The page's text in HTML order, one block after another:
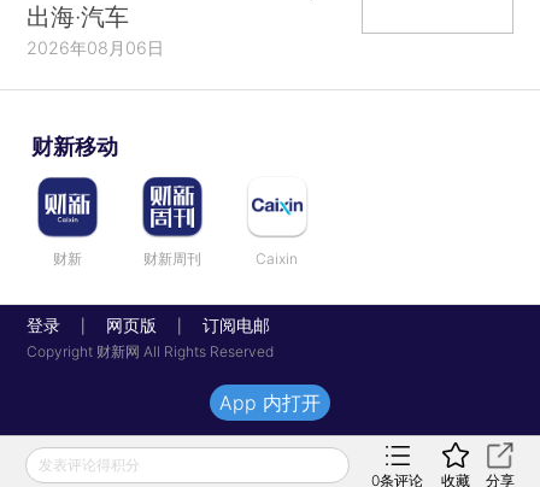
出海·汽车
2026年08月06日
财新移动
财新 财新周刊 Caixin
登录 网页版 订阅电邮
Copyright 财新网 All Rights Reserved
发表评论得积分
0条评论 收藏 分享
App 内打开